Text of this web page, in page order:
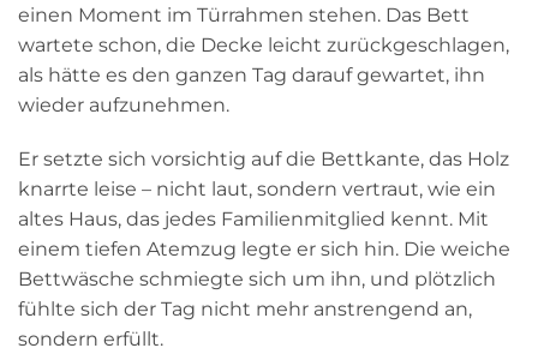
einen Moment im Türrahmen stehen. Das Bett
wartete schon, die Decke leicht zurückgeschlagen,
als hätte es den ganzen Tag darauf gewartet, ihn
wieder aufzunehmen.
Er setzte sich vorsichtig auf die Bettkante, das Holz
knarrte leise – nicht laut, sondern vertraut, wie ein
altes Haus, das jedes Familienmitglied kennt. Mit
einem tiefen Atemzug legte er sich hin. Die weiche
Bettwäsche schmiegte sich um ihn, und plötzlich
fühlte sich der Tag nicht mehr anstrengend an,
sondern erfüllt.